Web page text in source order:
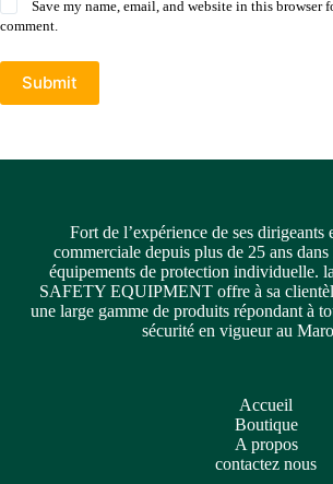
Save my name, email, and website in this browser
comment.
Submit
Fort de l’expérience de ses dirigeants
commerciale depuis plus de 25 ans
équipements de protection individuelle.
SAFETY EQUIPMENT offre à sa
une large gamme de produits répondant à
sécurité en vigueur au
Accueil
Boutique
A propos
contactez nous